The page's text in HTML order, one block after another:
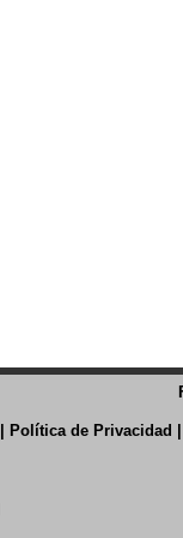
Política de Privacidad